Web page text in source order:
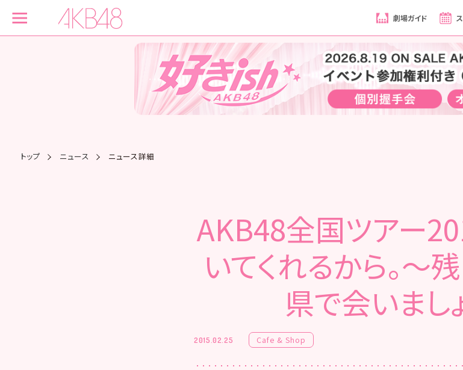
劇場ガイド
トップ ニュース ニュース詳細
AKB48全国ツアー
いてくれるから。～
県で会いまし
2015.02.25 Cafe & Shop